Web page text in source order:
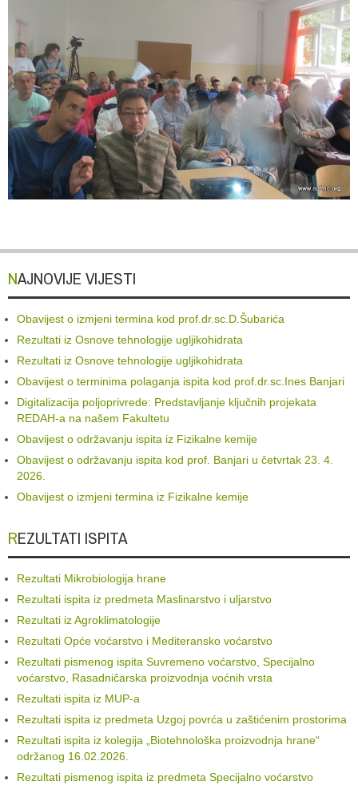
NAJNOVIJE VIJESTI
Obavijest o izmjeni termina kod prof.dr.sc.D.Šubarića
Rezultati iz Osnove tehnologije ugljikohidrata
Rezultati iz Osnove tehnologije ugljikohidrata
Obavijest o terminima polaganja ispita kod prof.dr.sc.Ines Banjari
Digitalizacija poljoprivrede: Predstavljanje ključnih projekata
REDAH-a na našem Fakultetu
Obavijest o održavanju ispita iz Fizikalne kemije
Obavijest o održavanju ispita kod prof. Banjari u četvrtak 23. 4.
2026.
Obavijest o izmjeni termina iz Fizikalne kemije
REZULTATI ISPITA
Rezultati Mikrobiologija hrane
Rezultati ispita iz predmeta Maslinarstvo i uljarstvo
Rezultati iz Agroklimatologije
Rezultati Opće voćarstvo i Mediteransko voćarstvo
Rezultati pismenog ispita Suvremeno voćarstvo, Specijalno
voćarstvo, Rasadničarska proizvodnja voćnih vrsta
Rezultati ispita iz MUP-a
Rezultati ispita iz predmeta Uzgoj povrća u zaštićenim prostorima
Rezultati ispita iz kolegija „Biotehnološka proizvodnja hrane“
održanog 16.02.2026.
Rezultati pismenog ispita iz predmeta Specijalno voćarstvo